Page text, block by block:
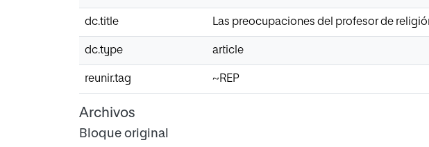
dc.title Las preocupaciones del profesor de
dc.type article
reunir.tag ~REP
Archivos
Bloque original